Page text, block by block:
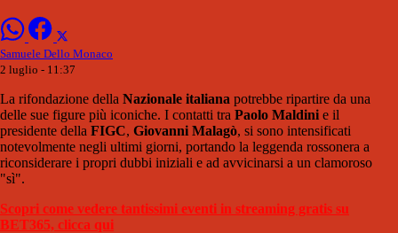
Samuele Dello Monaco
2 luglio - 11:37
La rifondazione della Nazionale italiana potrebbe ripartire da una
delle sue figure più iconiche. I contatti tra Paolo Maldini e il
presidente della FIGC, Giovanni Malagò, si sono intensificati
notevolmente negli ultimi giorni, portando la leggenda rossonera a
riconsiderare i propri dubbi iniziali e ad avvicinarsi a un clamoroso
"sì".
Scopri come vedere tantissimi eventi in streaming gratis su
BET365, clicca qui